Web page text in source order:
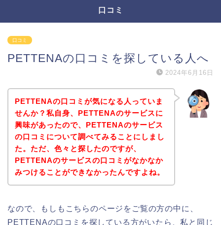
口コミ
口コミ
PETTENAの口コミを探している人へ
2024年6月16日
PETTENAの口コミが気になる人っていま
せんか？私自身、PETTENAのサービスに
興味があったので、PETTENAのサービス
の口コミについて調べてみることにしまし
た。ただ、色々と探したのですが、
PETTENAのサービスの口コミがなかなか
みつけることができなかったんですよね。
なので、もしもこちらのページをご覧の方の中に、
PETTENAの口コミを探している方がいたら、私と同じ